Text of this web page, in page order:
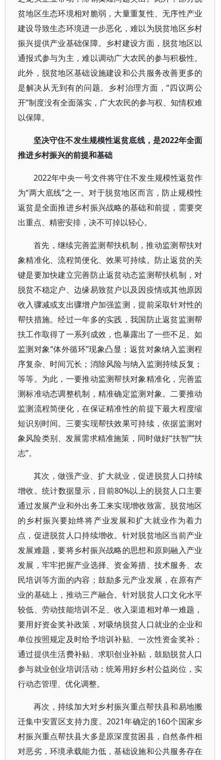
贫地区生态环境相对脆弱，大量重复性、无序性产业
建设导致生态环境进一步恶化，难以为脱贫地区乡村
振兴提供产业基础保障。乡村建设方面，脱贫地区以
通报式参与为主，难以调动广大农民的参与积极性。
此外，脱贫地区基础设施建设和公共服务改善更多的
是解决从无到有的问题。乡村治理方面，“四议两公
开”制度没有全面落实，广大农民的参与权、知情权难
以保障。
坚决守住不发生规模性返贫底线，是2022年全面
推进乡村振兴的前提和基础
2022年中央一号文件将守住不发生规模性返贫作
为“两大底线”之一。对于脱贫地区而言，防止规模性
返贫是全面推进乡村振兴战略的基础和前提，需要突
出重点、精密安排，决不可掉以轻心。
首先，继续完善监测帮扶机制，推动监测帮扶对
象精准化、流程简便化、效果可持续。防止返贫的关
键是要加快建立完善防止返贫动态监测帮扶机制，对
脱贫不稳定户、边缘易致贫户以及因疫情或其他原因
收入骤减或支出骤增户加强监测，提前采取针对性的
帮扶措施。经过一年多的实践，我国防止返贫监测帮
扶工作取得了一系列成效，也暴露出了一些不足。如
监测对象“体外循环”现象凸显；返贫对象纳入监测程
序复杂、时间冗长；消除风险与纳入监测持续反复；
等等。为此，一要推动监测帮扶对象精准化，完善监
测标准动态调整机制，精准确定监测对象。二要推动
监测流程简便化，在保证精准性的前提下最大程度缩
短识别时间。三要实现帮扶效果可持续，依据监测对
象风险类别、发展需求精准施策，同时做好“扶智”“扶
志”。
其次，做强产业、扩大就业，促进脱贫人口持续
增收。统计数据显示，目前80%以上的脱贫人口主要
通过发展产业和外出务工来实现增收致富。脱贫地区
的乡村振兴要始终将产业发展和扩大就业作为着力
点，促进脱贫人口持续增收。针对脱贫地区当前产业
发展难题，要将乡村振兴战略的思想和原则融入产业
发展，牢牢把握产业选择、资金筹措、技术服务、农
民培训等方面的内容；鼓励多元产业发展，在原有产
业的基础上，推动三产融合。针对脱贫人口文化水平
较低、劳动技能培训不足、收入渠道相对单一难题，
要用好资金奖补政策，对吸纳脱贫人口就业的企业和
单位按照规定及时给予培训补贴、一次性资金奖补；
通过提供生活费补贴、求职创业补贴，鼓励脱贫人口
参与就业创业培训活动；统筹用好乡村公益岗位，实
行动态管理、优化调整。
再次，持续加大对乡村振兴重点帮扶县和易地搬
迁集中安置区支持力度。2021年确定的160个国家乡
村振兴重点帮扶县大多是原深度贫困县，自然条件相
对恶劣，环境承载能力低，基础设施和公共服务存在